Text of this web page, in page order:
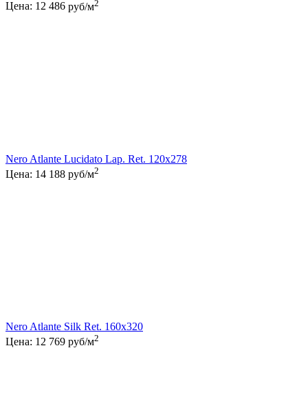
Цена: 12 486 руб/м2
Nero Atlante Lucidato Lap. Ret. 120x278
Цена: 14 188 руб/м2
Nero Atlante Silk Ret. 160x320
Цена: 12 769 руб/м2